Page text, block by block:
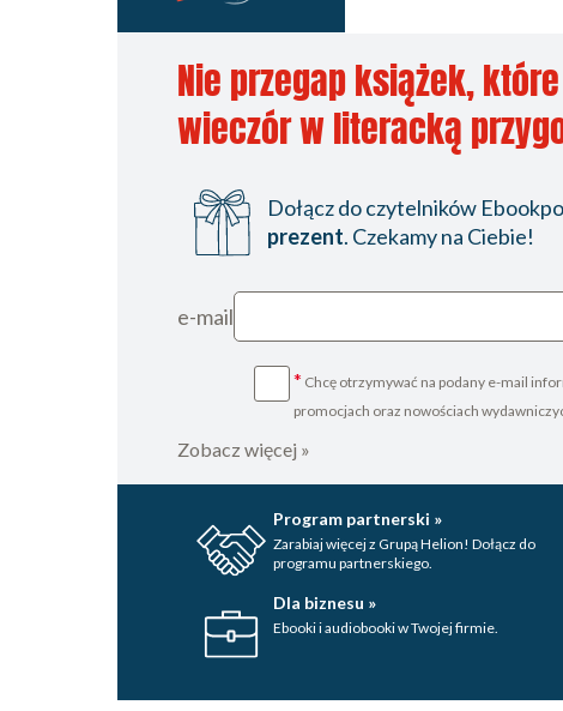
Nie przegap książek,
wieczór w literacką
Dołącz do czytelników
prezent. Czekamy na Ciebie!
e-mail
* Chcę otrzymywać na podany e-mail
promocjach oraz nowościach
Zobacz więcej »
Program partnerski »
Zarabiaj więcej z Grupą Helion! Dołącz do
programu partnerskiego.
Dla biznesu »
Ebooki i audiobooki w Twojej firmie.